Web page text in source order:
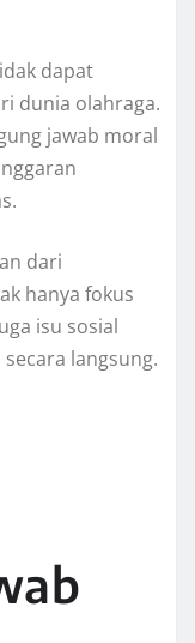
dapat
dunia olahraga.
jawab moral
dari
hanya fokus
isu sosial
langsung.